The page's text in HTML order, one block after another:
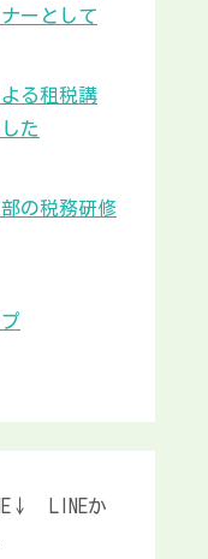
ーとして
る租税講
た
の税務研修
LINEか